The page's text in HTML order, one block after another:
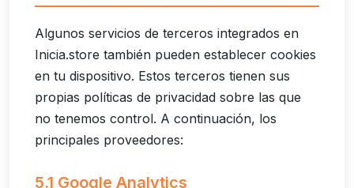
Algunos servicios de terceros integrados en
Inicia.store también pueden establecer cookies
en tu dispositivo. Estos terceros tienen sus
propias políticas de privacidad sobre las que
no tenemos control. A continuación, los
principales proveedores:
5.1 Google Analytics